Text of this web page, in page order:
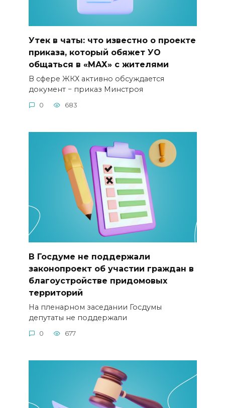
Утек в чаты: что известно о проекте
приказа, который обяжет УО
общаться в «МАХ» с жителями
В сфере ЖКХ активно обсуждается
документ − приказ Минстроя
0 683
В Госдуме не поддержали
законопроект об участии граждан в
благоустройстве придомовых
территорий
На пленарном заседании Госдумы
депутаты не поддержали
0 677